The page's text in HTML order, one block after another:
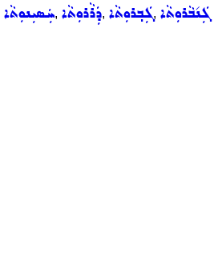
ܚܲܣܝܼܢܘܼܬܵܐ, ܕܲܪܵܪܘܼܬܵܐ, ܓܲܒ݂ܪܘܼܬܵܐ, ܓܲܢ݇ܒܵܪܘܼܬܵܐ